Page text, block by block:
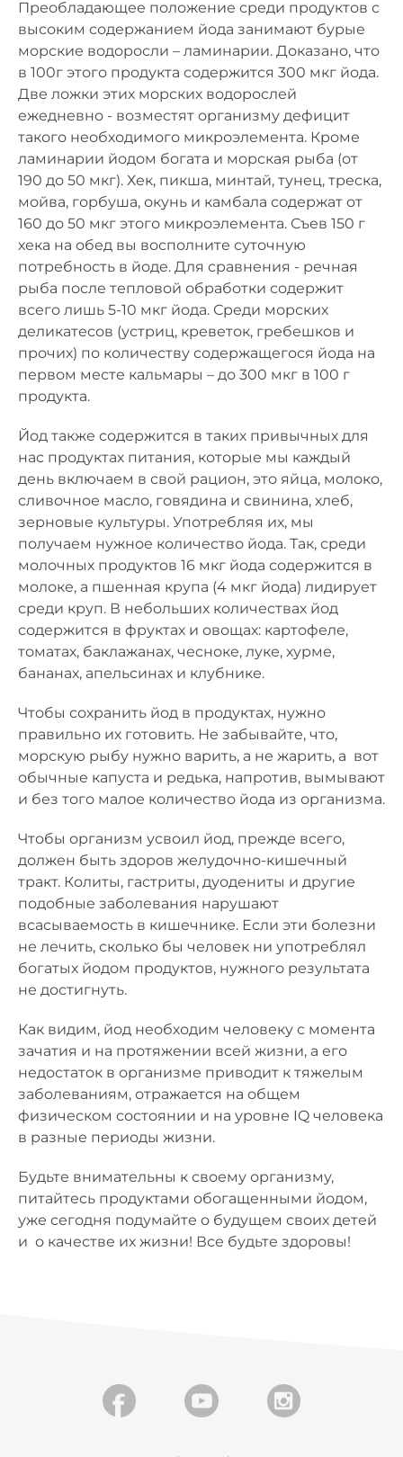
Преобладающее положение среди продуктов с
высоким содержанием йода занимают бурые
морские водоросли – ламинарии. Доказано, что
в 100г этого продукта содержится 300 мкг йода.
Две ложки этих морских водорослей
ежедневно - возместят организму дефицит
такого необходимого микроэлемента. Кроме
ламинарии йодом богата и морская рыба (от
190 до 50 мкг). Хек, пикша, минтай, тунец, треска,
мойва, горбуша, окунь и камбала содержат от
160 до 50 мкг этого микроэлемента. Съев 150 г
хека на обед вы восполните суточную
потребность в йоде. Для сравнения - речная
рыба после тепловой обработки содержит
всего лишь 5-10 мкг йода. Среди морских
деликатесов (устриц, креветок, гребешков и
прочих) по количеству содержащегося йода на
первом месте кальмары – до 300 мкг в 100 г
продукта.
Йод также содержится в таких привычных для
нас продуктах питания, которые мы каждый
день включаем в свой рацион, это яйца, молоко,
сливочное масло, говядина и свинина, хлеб,
зерновые культуры. Употребляя их, мы
получаем нужное количество йода. Так, среди
молочных продуктов 16 мкг йода содержится в
молоке, а пшенная крупа (4 мкг йода) лидирует
среди круп. В небольших количествах йод
содержится в фруктах и овощах: картофеле,
томатах, баклажанах, чесноке, луке, хурме,
бананах, апельсинах и клубнике.
Чтобы сохранить йод в продуктах, нужно
правильно их готовить. Не забывайте, что,
морскую рыбу нужно варить, а не жарить, а вот
обычные капуста и редька, напротив, вымывают
и без того малое количество йода из организма.
Чтобы организм усвоил йод, прежде всего,
должен быть здоров желудочно-кишечный
тракт. Колиты, гастриты, дуодениты и другие
подобные заболевания нарушают
всасываемость в кишечнике. Если эти болезни
не лечить, сколько бы человек ни употреблял
богатых йодом продуктов, нужного результата
не достигнуть.
Как видим, йод необходим человеку с момента
зачатия и на протяжении всей жизни, а его
недостаток в организме приводит к тяжелым
заболеваниям, отражается на общем
физическом состоянии и на уровне IQ человека
в разные периоды жизни.
Будьте внимательны к своему организму,
питайтесь продуктами обогащенными йодом,
уже сегодня подумайте о будущем своих детей
и о качестве их жизни! Все будьте здоровы!